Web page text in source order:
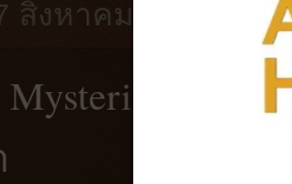
สิงหาคม พ.ศ. 2563
Mysteries